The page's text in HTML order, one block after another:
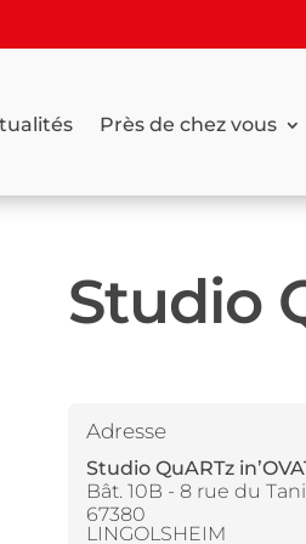
Près de chez vous
Studio
Adresse
Studio QuARTz
Bât. 10B - 8 rue du
67380
LINGOLSHEIM